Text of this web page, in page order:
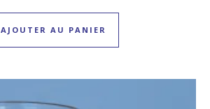
AJOUTER AU PANIER